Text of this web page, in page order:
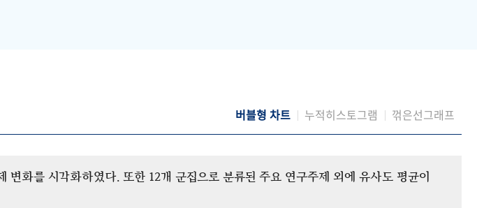
버블형 차트 누적히스토그램 꺾은선그래프
화를 시각화하였다. 또한 12개 군집으로 분류된 주요 연구주제 외에 유사도 평균이